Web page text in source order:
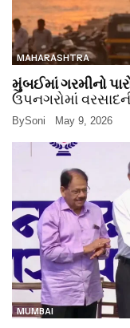
MAHARASHTRA
મુંબઈમાં ગરમીનો
ઉપનગરોમાં
BySoni May 9, 2026
MUMBAI